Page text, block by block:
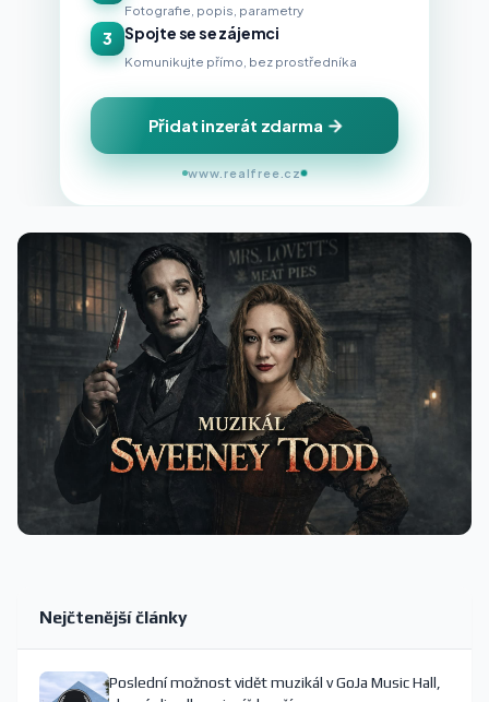
Fotografie, popis, parametry
3 Spojte se se zájemci
Komunikujte přímo, bez prostředníka
Přidat inzerát zdarma
www.realfree.cz
Nejčtenější články
Poslední možnost vidět muzikál v GoJa Music Hall,